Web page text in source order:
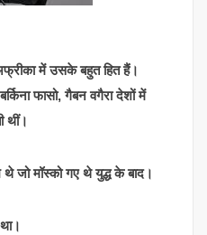
में उसके बहुत हित हैं।
फासो, गैबन वगैरा देशों में
थीं।
जो मॉस्को गए थे युद्ध के बाद।